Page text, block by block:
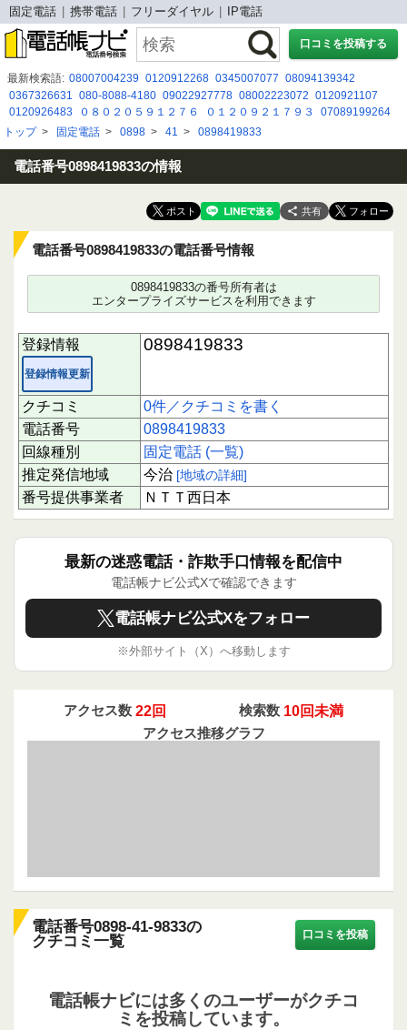
固定電話 携帯電話 フリーダイヤル IP電話
口コミを投稿する
最新検索語: 08007004239 0120912268 0345007077 08094139342
0367326631
080-8088-4180 09022927778 08002223072 0120921107
0120926483
０８０２０５９１２７６ ０１２０９２１７９３
07089199264
058-262-5108 0829435040 08080479483 0827532223
05030917031 05057946280 09041456556 0897531485 03 5856 2057
0726442001 08042956619
トップ> 固定電話 > 0898 > 41 > 0898419833
電話番号0898419833の情報
共有
電話番号0898419833の電話番号情報
0898419833の番号所有者は
エンタープライズサービスを利用できます
登録情報
登録情報更新
0898419833
クチコミ
0件／クチコミを書く
電話番号
0898419833
回線種別
固定電話 (一覧)
推定発信地域
今治 [地域の詳細]
番号提供事業者 ＮＴＴ西日本
最新の迷惑電話・詐欺手口情報を配信中
電話帳ナビ公式Xで確認できます
電話帳ナビ公式Xをフォロー
※外部サイト（X）へ移動します
アクセス数 22回 検索数 10回未満
アクセス推移グラフ
電話番号0898-41-9833の
クチコミ一覧
口コミを投稿
電話帳ナビには多くのユーザーがクチコ
ミを投稿しています。